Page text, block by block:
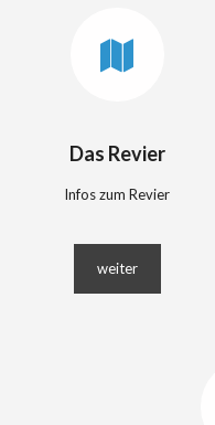
Das Revier
Infos zum Revier
weiter